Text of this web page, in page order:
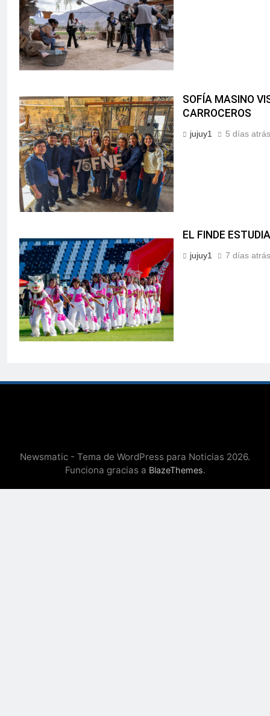
SOFÍA MASINO
CARROCEROS
jujuy1 5 días atrás
EL FINDE
jujuy1 7 días atrás
Newsmatic - Tema de WordPress para Noticias 2026.
Funciona gracias a BlazeThemes.